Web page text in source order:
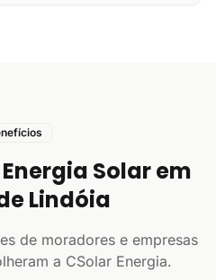
Solar em
Lindóia
de moradores e empresas
a CSolar Energia.